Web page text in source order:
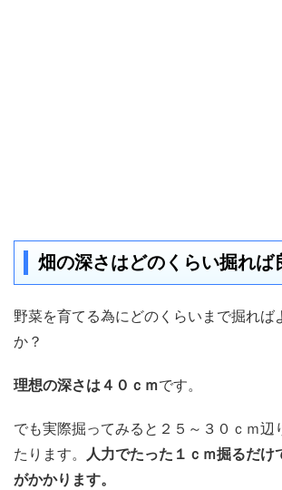
畑の深さはどのくらい掘れば
野菜を育てる為にどのくらいまで掘れば
か？
理想の深さは４０ｃｍです。
でも実際掘ってみると２５～３０ｃｍ辺
たります。 人力でたった１ｃｍ掘るだけ
がかかります。